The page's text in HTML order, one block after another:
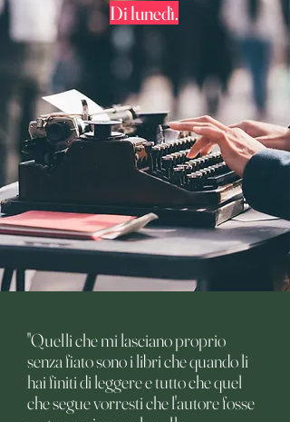
Di lunedì.
"Quelli che mi lasciano proprio
senza fiato sono i libri che quando li
hai finiti di leggere e tutto che quel
che segue vorresti che l'autore fosse